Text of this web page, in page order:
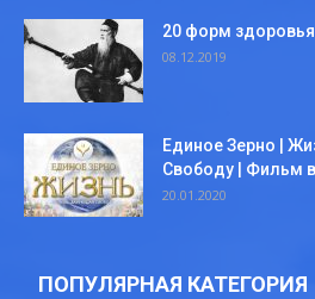
20 форм
08.12.2019
Единое Зерно |
Свободу | Фильм
20.01.2020
ПОПУЛЯРНАЯ КАТЕГОРИЯ